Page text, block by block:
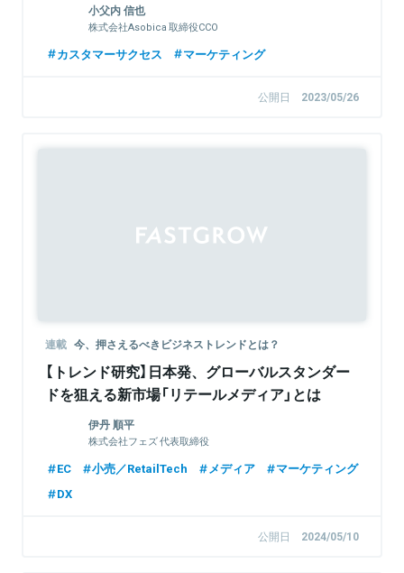
小父内 信也
株式会社Asobica 取締役CCO
カスタマーサクセス マーケティング
公開日 2023/05/26
連載 今、押さえるべきビジネストレンドとは？
【トレンド研究】日本発、グローバルスタンダー
ドを狙える新市場「リテールメディア」とは
伊丹 順平
株式会社フェズ 代表取締役
EC 小売／RetailTech メディア
マーケティング
DX
公開日 2024/05/10